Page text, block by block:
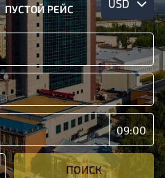
ПУСТОЙ РЕЙС USD
ПОИСК